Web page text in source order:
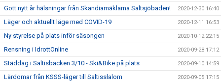
Gott nytt år hälsningar från Skandiamäklarna Saltsjöbaden! 2020-12-30 16:40
Läger och aktuellt läge med COVID-19 2020-12-11 16:53
Ny styrelse på plats inför säsongen 2020-10-12 22:15
Rensning i IdrottOnline 2020-09-28 17:12
Städdag i Saltisbacken 3/10 - Ski&Bike på plats 2020-09-10 14:59
Lärdomar från KSSS-läger till Saltisslalom 2020-09-05 17:15